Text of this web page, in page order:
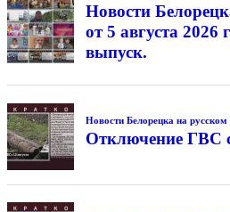
Новости
от 5 августа
выпуск.
Новости Белорецка на русском
Отключение ГВС